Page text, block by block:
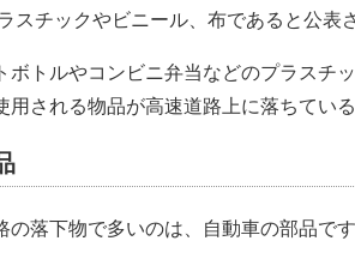
スチックやビニール、布であると公表
ボトルやコンビニ弁当などのプラスチ
用される物品が高速道路上に落ちている
の落下物で多いのは、自動車の部品です